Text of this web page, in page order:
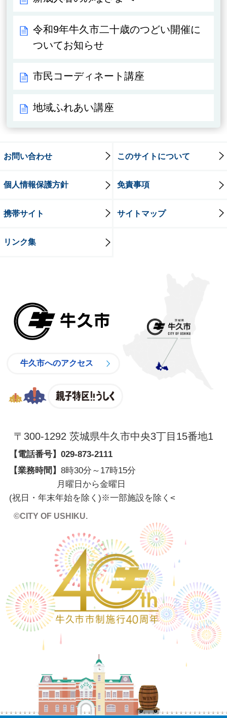
令和9年牛久市二十歳のつどい開催に
ついてお知らせ
市民コーディネート講座
地域ふれあい講座
お問い合わせ このサイトについて
個人情報保護方針 免責事項
携帯サイト サイトマップ
リンク集
牛久市へのアクセス
〒300-1292 茨城県牛久市中央3丁目15番地1
【電話番号】 029-873-2111
【業務時間】 8時30分～17時15分
月曜日から金曜日
(祝日・年末年始を除く)※一部施設を除く <
©CITY OF USHIKU.